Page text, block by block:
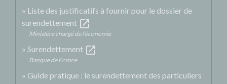
Liste des justificatifs à fournir pour le dossier de
surendettement open_in_new
Ministère chargé de l'économie
Surendettement open_in_new
Banque de France
Guide pratique : le surendettement des particuliers